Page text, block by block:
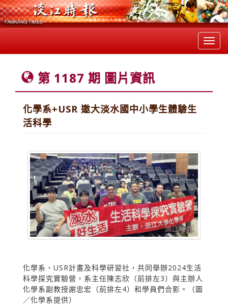
第 1187 期 圖片資訊
化學系+USR 邀大淡水國中小學生體驗生
活科學
化學系、USR計畫及科學研習社，共同舉辦2024生活
科學探究實驗營，系主任陳志欣（前排左3）與主辦人
化學系副教授謝忠宏（前排左4）和學員們合影。（圖
／化學系提供）